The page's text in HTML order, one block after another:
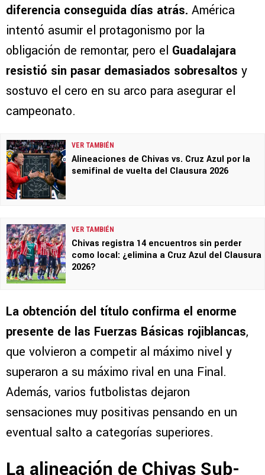
diferencia conseguida días atrás. América
intentó asumir el protagonismo por la
obligación de remontar, pero el Guadalajara
resistió sin pasar demasiados sobresaltos y
sostuvo el cero en su arco para asegurar el
campeonato.
VER TAMBIÉN
Alineaciones de Chivas vs. Cruz Azul por la
semifinal de vuelta del Clausura 2026
VER TAMBIÉN
Chivas registra 14 encuentros sin perder
como local: ¿elimina a Cruz Azul del Clausura
2026?
La obtención del título confirma el enorme
presente de las Fuerzas Básicas rojiblancas,
que volvieron a competir al máximo nivel y
superaron a su máximo rival en una Final.
Además, varios futbolistas dejaron
sensaciones muy positivas pensando en un
eventual salto a categorías superiores.
La alineación de Chivas Sub-